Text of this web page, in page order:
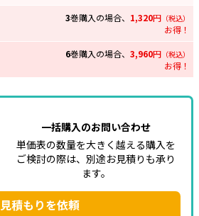
3巻購入の場合、 1,320円 （税込）
お得！
6巻購入の場合、 3,960円 （税込）
お得！
一括購入のお問い合わせ
単価表の数量を大きく越える購入を
ご検討の際は、別途お見積りも承り
ます。
見積もりを依頼